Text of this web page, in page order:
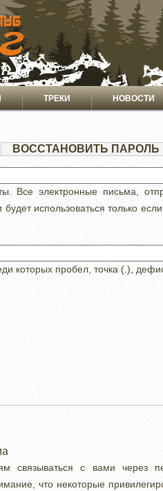
ТРЕКИ НОВОСТИ
ВОССТАНОВИТЬ ПАРОЛЬ
Все электронные письма,
использоваться только
которых пробел, точка (.),
связываться с вами
что некоторые